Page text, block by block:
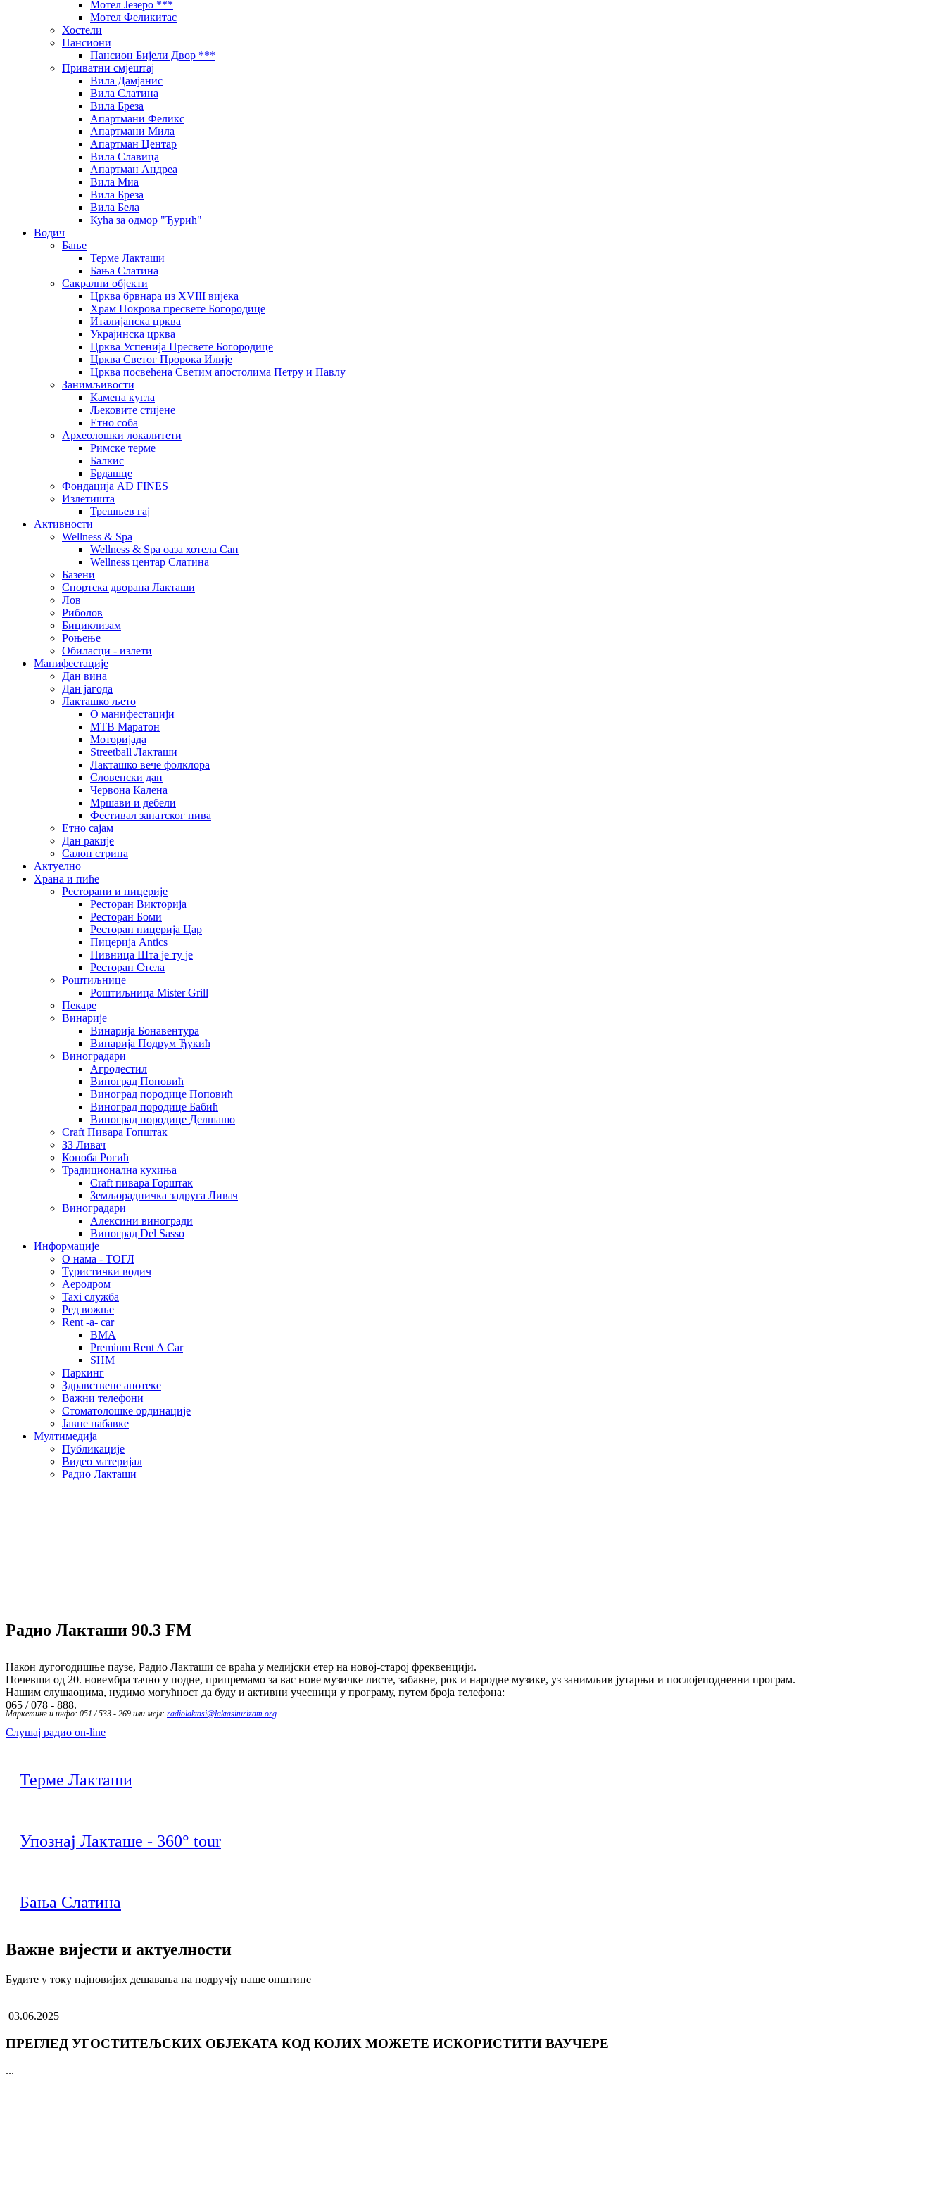
Мотел Језеро ***
Мотел Феликитас
Хостели
Пансиони
Пансион Бијели Двор ***
Приватни смјештај
Вила Дамјанис
Вила Слатина
Вила Бреза
Апартмани Феликс
Апартмани Мила
Апартман Центар
Вила Славица
Апартман Андреа
Вила Миа
Вила Бреза
Вила Бела
Кућа за одмор "Ђурић"
Водич
Бање
Терме Лакташи
Бања Слатина
Сакрални објекти
Црква брвнара из XVIII вијека
Храм Покрова пресвете Богородице
Италијанска црква
Украјинска црква
Црква Успенија Пресвете Богородице
Црква Светог Пророка Илије
Црква посвећена Светим апостолима Петру и Павлу
Занимљивости
Камена кугла
Љековите стијене
Етно соба
Археолошки локалитети
Римске терме
Балкис
Брдашце
Фондација AD FINES
Излетишта
Трешњев гај
Активности
Wellness & Spa
Wellness & Spa оаза хотела Сан
Wellness центар Слатина
Базени
Спортска дворана Лакташи
Лов
Риболов
Бициклизам
Роњење
Обиласци - излети
Манифестације
Дан вина
Дан јагода
Лакташко љето
О манифестацији
MTB Маратон
Моторијада
Streetball Лакташи
Лакташко вече фолклора
Словенски дан
Червона Калена
Мршави и дебели
Фестивал занатског пива
Етно сајам
Дан ракије
Салон стрипа
Актуелно
Храна и пиће
Ресторани и пицерије
Ресторан Викторија
Ресторан Боми
Ресторан пицерија Цар
Пицерија Аntics
Пивница Шта је ту је
Ресторан Стела
Роштиљнице
Роштиљница Mister Grill
Пекаре
Винарије
Винарија Бонавентура
Винарија Подрум Ђукић
Виноградари
Агродестил
Виноград Поповић
Виноград породице Поповић
Виноград породице Бабић
Виноград породице Делшашо
Craft Пивара Гопштак
ЗЗ Ливач
Коноба Рогић
Традиционална кухиња
Craft пивара Горштак
Земљорадничка задруга Ливач
Виноградари
Алексини виногради
Виноград Del Sasso
Информације
О нама - ТОГЛ
Туристички водич
Аеродром
Taxi служба
Ред вожње
Rent -a- car
BMA
Premium Rent A Car
SHM
Паркинг
Здравствене апотеке
Важни телефони
Стоматолошке ординације
Јавне набавке
Мултимедија
Публикације
Видео материјал
Радио Лакташи
Радио Лакташи 90.3 FM
Након дугогодишње паузе, Радио Лакташи се враћа у медијски етер на новој-старој фреквенцији.
Почевши од 20. новембра тачно у подне, припремамо за вас нове музичке листе, забавне, рок и народне музике, уз занимљив јутарњи и послојеподневни програм.
Нашим слушаоцима, нудимо могућност да буду и активни учесници у програму, путем броја телефона:
065 / 078 - 888.
Маркетинг и инфо: 051 / 533 - 269 или мејл: radiolaktasi@laktasiturizam.org
Слушај радио on-line
Терме Лакташи
Упознај Лакташе - 360° tour
Бања Слатина
Важне вијести и актуелности
Будите у току најновијих дешавања на подручју наше општине
03.06.2025
ПРЕГЛЕД УГОСТИТЕЉСКИХ ОБЈЕКАТА КОД КОЈИХ МОЖЕТЕ ИСКОРИСТИТИ ВАУЧЕРЕ
...